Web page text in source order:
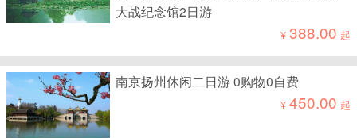
大战纪念馆2日游
¥388.00 起
南京扬州休闲二日游 0购物0自费
¥450.00 起